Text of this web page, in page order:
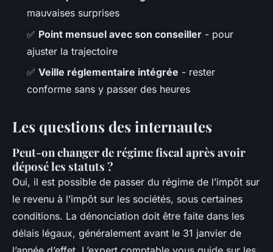
mauvaises surprises
✅ Point mensuel avec son conseiller - pour
ajuster la trajectoire
✅ Veille réglementaire intégrée - rester
conforme sans y passer des heures
Les questions des internautes
Peut-on changer de régime fiscal après avoir
déposé les statuts ?
Oui, il est possible de passer du régime de l’impôt sur
le revenu à l’impôt sur les sociétés, sous certaines
conditions. La dénonciation doit être faite dans les
délais légaux, généralement avant le 31 janvier de